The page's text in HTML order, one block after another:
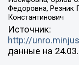
Федоровна, Резник
Константинович
Источник:
http://
данные на